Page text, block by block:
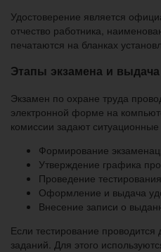
Удостоверение является
отчество работника,
печатаются на бланках
Этапы экзамена и
Экзамен по охране труда
электронной форме на
комиссии задают
Формирование
Утверждение графика
Проведение
Оформление и выдача
Внесение записи о
Если тестирование
заданий. Для этого